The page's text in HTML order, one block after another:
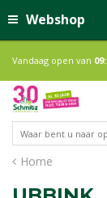
Webshop
Home
Vandaag open van